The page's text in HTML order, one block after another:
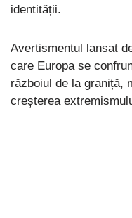
identității.
Avertismentul lansat
care Europa se
războiul de la graniță,
creșterea